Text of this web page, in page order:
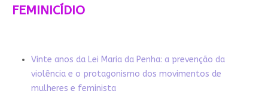
FEMINICÍDIO
Vinte anos da Lei Maria da Penha: a prevenção da
violência e o protagonismo dos movimentos de
mulheres e feminista